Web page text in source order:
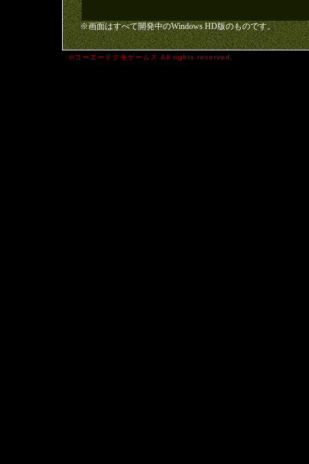
※画面はすべて開発中のWindows HD版のものです。